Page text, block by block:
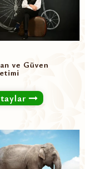
ve Güven